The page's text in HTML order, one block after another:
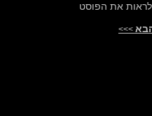
לראות את הפוסט
>>>